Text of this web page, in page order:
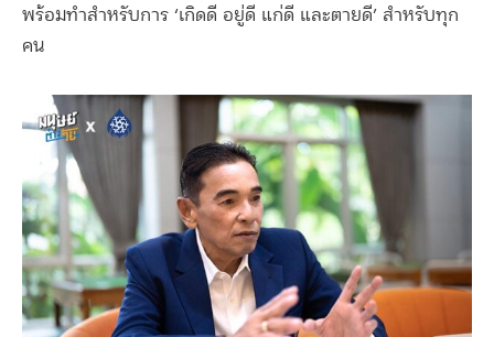
พร้อมทำสำหรับการ ‘เกิดดี อยู่ดี แก่ดี และตายดี’ สำหรับทุก
คน